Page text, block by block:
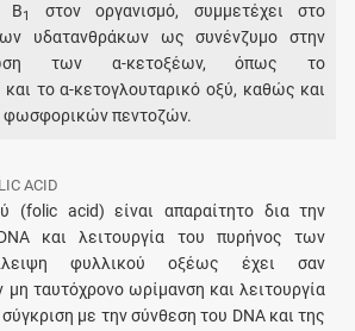
Β1
στον οργανισμό, συμμετέχει στο
υδατανθράκων ως συνένζυμο στην
των α-κετοξέων, όπως το
το α-κετογλουταρικό οξύ, καθώς και
φωσφορικών πεντοζών.
ACID
(folic acid) είναι απαραίτητο δια την
και λειτουργία του πυρήνος των
φυλλικού οξέως έχει σαν
μη ταυτόχρονο ωρίμανση και λειτουργία
με την σύνθεση του DNA και της